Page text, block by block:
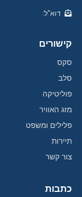
דוא"ל:
קישורים
סקס
סלב
פוליטיקה
מזג האוויר
פלילים ומשפט
תיירות
צור קשר
כתבות